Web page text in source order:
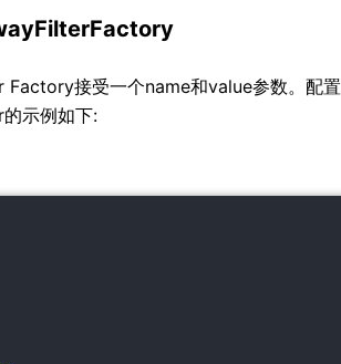
接受一个name和value参数。配置
示例如下: